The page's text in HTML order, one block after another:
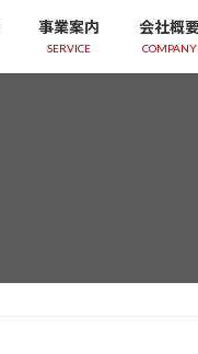
事業案内
SERVICE
会社概
COMPANY